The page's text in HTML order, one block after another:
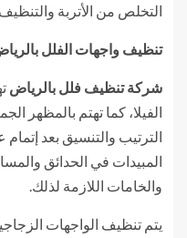
التخلص من الأتربة
تنظيف واجهات الفلل
شركة تنظيف فلل بالرياض
الفيلا، كما تهتم بالمظهر
الترتيب والتنسيق بعد
المبيدات في الحدائق
والخامات اللازمة لذلك.
يتم تنظيف الواجهات الزجاجية